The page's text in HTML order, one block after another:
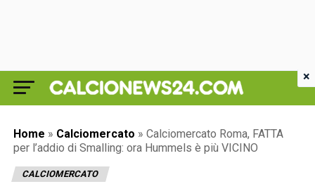
Home » Calciomercato » Calciomercato Roma, FATTA
per l’addio di Smalling: ora Hummels è più VICINO
CALCIOMERCATO
×